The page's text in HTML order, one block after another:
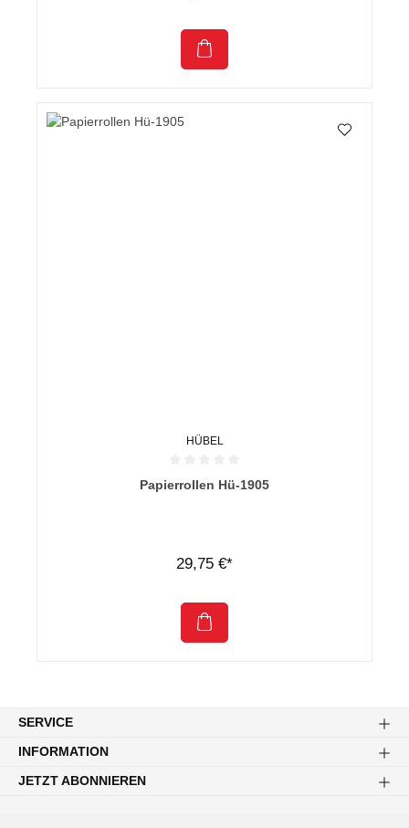
HÜBEL
Durchschnittliche Bewertung von 0 von 5 Sternen
Papierrollen Hü-1905
29,75 €*
SERVICE
INFORMATION
JETZT ABONNIEREN